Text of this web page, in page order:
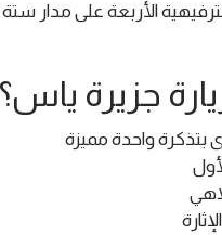
الأربعة على مدار ستة